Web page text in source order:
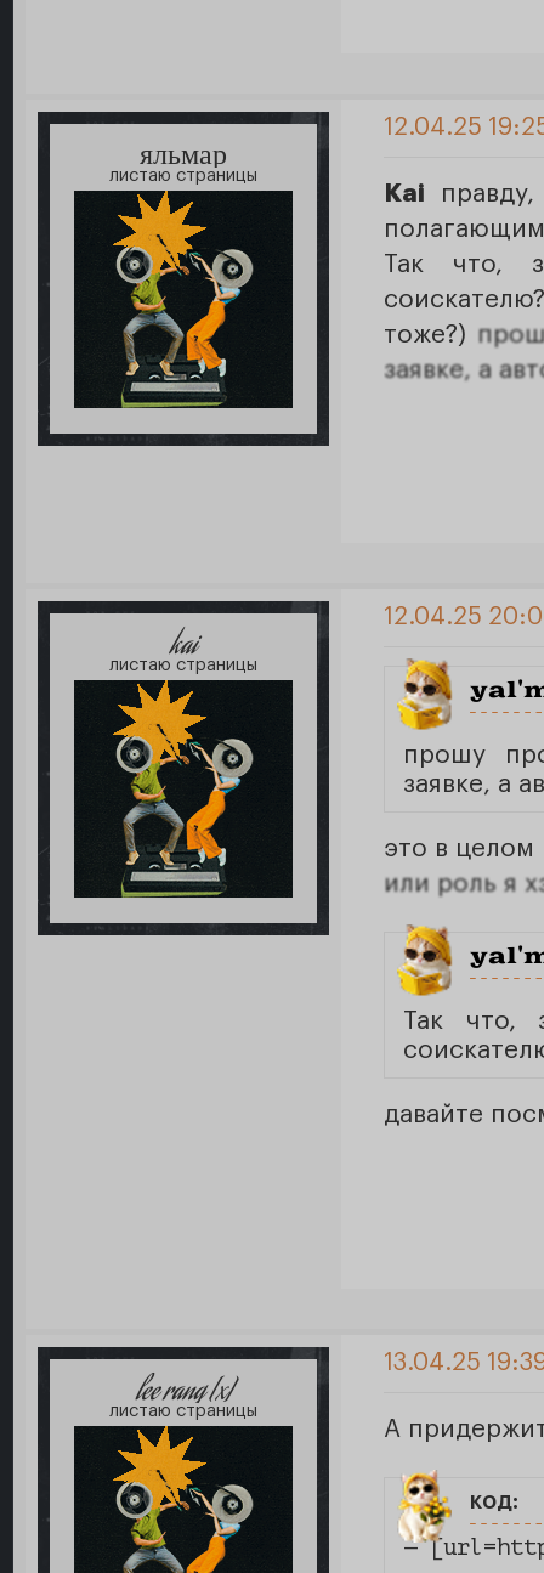
яльмар
листаю страницы
12.04.25
Kai
Так что,
тоже?)
заявке, а
kai
листаю страницы
12.04.25
прошу
заявке, а
это в целом
или роль я
Так что,
давайте
lee rang [x]
листаю страницы
13.04.25
А
код:
—